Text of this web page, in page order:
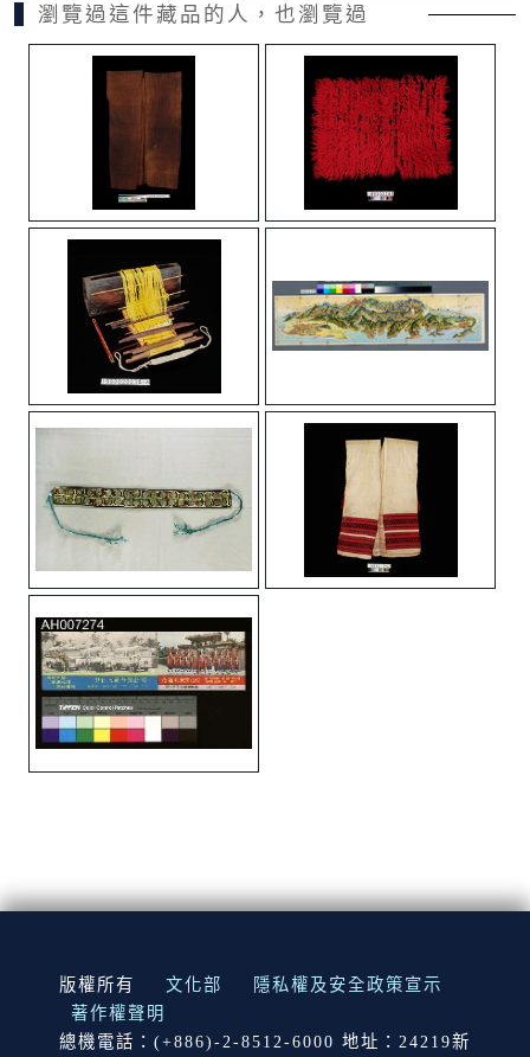
瀏覽過這件藏品的人，也瀏覽過
:::
版權所有 文化部
隱私權及安全政策宣示
著作權聲明
總機電話：(+886)-2-8512-6000 地址：24219新